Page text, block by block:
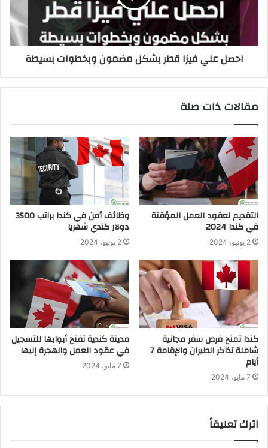
احصل علي فيزا قطر بشكل مضمون وبخطوات بسيطة
مقالات ذات صلة
التقديم لعقود العمل المؤقتة
في كندا 2024
2 يونيو، 2024
وظائف أمن في كندا براتب 3500
دولار كندي شهريا
2 يونيو، 2024
كندا تمنح فرص سفر مجانية
شاملة تذاكر الطيران والإقامة 7
أيام
7 مايو، 2024
مدينة كندية تفتح أبوابها للتسجيل
في عقود العمل والهجرة إليها
7 مايو، 2024
اترك تعليقاً